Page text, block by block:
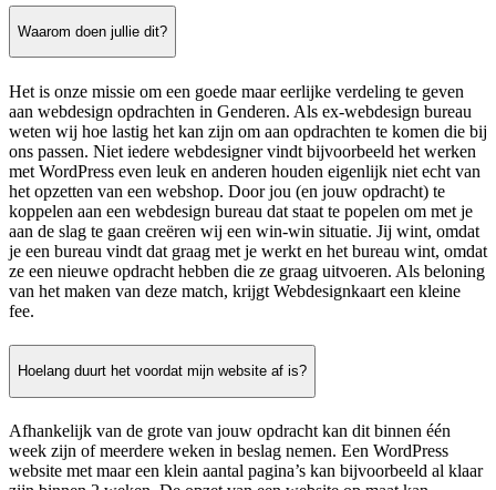
Waarom doen jullie dit?
Het is onze missie om een goede maar eerlijke verdeling te geven
aan webdesign opdrachten in Genderen. Als ex-webdesign bureau
weten wij hoe lastig het kan zijn om aan opdrachten te komen die bij
ons passen. Niet iedere webdesigner vindt bijvoorbeeld het werken
met WordPress even leuk en anderen houden eigenlijk niet echt van
het opzetten van een webshop. Door jou (en jouw opdracht) te
koppelen aan een webdesign bureau dat staat te popelen om met je
aan de slag te gaan creëren wij een win-win situatie. Jij wint, omdat
je een bureau vindt dat graag met je werkt en het bureau wint, omdat
ze een nieuwe opdracht hebben die ze graag uitvoeren. Als beloning
van het maken van deze match, krijgt Webdesignkaart een kleine
fee.
Hoelang duurt het voordat mijn website af is?
Afhankelijk van de grote van jouw opdracht kan dit binnen één
week zijn of meerdere weken in beslag nemen. Een WordPress
website met maar een klein aantal pagina’s kan bijvoorbeeld al klaar